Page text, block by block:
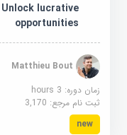
Unlock lucrative
opportunities
Matthieu Bout
زمان دوره: 3 hours
ثبت نام مرجع:3,170
new